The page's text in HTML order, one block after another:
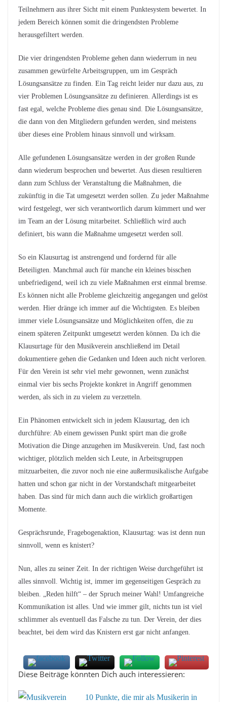
Teilnehmern aus ihrer Sicht mit einem Punktesystem bewertet. In
jedem Bereich können somit die dringendsten Probleme
herausgefiltert werden.
Die vier dringendsten Probleme gehen dann wiederrum in neu
zusammen gewürfelte Arbeitsgruppen, um im Gespräch
Lösungsansätze zu finden. Ein Tag reicht leider nur dazu aus, zu
vier Problemen Lösungsansätze zu definieren. Allerdings ist es
fast egal, welche Probleme dies genau sind. Die Lösungsansätze,
die dann von den Mitgliedern gefunden werden, sind meistens
über dieses eine Problem hinaus sinnvoll und wirksam.
Alle gefundenen Lösungsansätze werden in der großen Runde
dann wiederum besprochen und bewertet. Aus diesen resultieren
dann zum Schluss der Veranstaltung die Maßnahmen, die
zukünftig in die Tat umgesetzt werden sollen. Zu jeder Maßnahme
wird festgelegt, wer sich verantwortlich darum kümmert und wer
im Team an der Lösung mitarbeitet. Schließlich wird auch
definiert, bis wann die Maßnahme umgesetzt werden soll.
So ein Klausurtag ist anstrengend und fordernd für alle
Beteiligten. Manchmal auch für manche ein kleines bisschen
unbefriedigend, weil ich zu viele Maßnahmen erst einmal bremse.
Es können nicht alle Probleme gleichzeitig angegangen und gelöst
werden. Hier dränge ich immer auf die Wichtigsten. Es bleiben
immer viele Lösungsansätze und Möglichkeiten offen, die zu
einem späteren Zeitpunkt umgesetzt werden können. Da ich die
Klausurtage für den Musikverein anschließend im Detail
dokumentiere gehen die Gedanken und Ideen auch nicht verloren.
Für den Verein ist sehr viel mehr gewonnen, wenn zunächst
einmal vier bis sechs Projekte konkret in Angriff genommen
werden, als sich in zu vielem zu verzetteln.
Ein Phänomen entwickelt sich in jedem Klausurtag, den ich
durchführe: Ab einem gewissen Punkt spürt man die große
Motivation die Dinge anzugehen im Musikverein. Und, fast noch
wichtiger, plötzlich melden sich Leute, in Arbeitsgruppen
mitzuarbeiten, die zuvor noch nie eine außermusikalische Aufgabe
hatten und schon gar nicht in der Vorstandschaft mitgearbeitet
haben. Das sind für mich dann auch die wirklich großartigen
Momente.
Gesprächsrunde, Fragebogenaktion, Klausurtag: was ist denn nun
sinnvoll, wenn es knistert?
Nun, alles zu seiner Zeit. In der richtigen Weise durchgeführt ist
alles sinnvoll. Wichtig ist, immer im gegenseitigen Gespräch zu
bleiben. „Reden hilft“ – der Spruch meiner Wahl! Umfangreiche
Kommunikation ist alles. Und wie immer gilt, nichts tun ist viel
schlimmer als eventuell das Falsche zu tun. Der Verein, der dies
beachtet, bei dem wird das Knistern erst gar nicht anfangen.
Diese Beiträge könnten Dich auch interessieren:
10 Punkte, die mir als Musikerin in